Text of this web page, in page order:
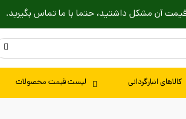
قیمت آن مشکل داشتید، حتما با ما تماس بگیرید.
کالاهای انبارگردانی لیست قیمت محصولات